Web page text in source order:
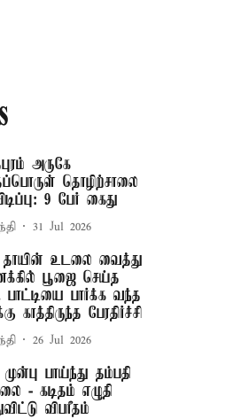
அருகே
தொழிற்சாலை
9 பேர் கைது
31 Jul 2026
உடலை வைத்து
பூஜை செய்த
பாட்டியை பார்க்க வந்த
காத்திருந்த பேரதிர்ச்சி
26 Jul 2026
பாய்ந்து தம்பதி
- கடிதம் எழுதி
விபரீதம்